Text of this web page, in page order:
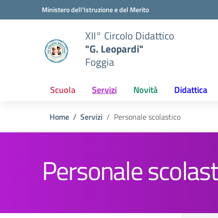
Vai ai contenuti
Vai al menu di navigazioneMinistero dell'Istruzione e del Merito
XII° Circolo Didattico
"G. Leopardi"
Foggia
Scuola Servizi Novità Didattica
Home Servizi Personale scolastico
Personale